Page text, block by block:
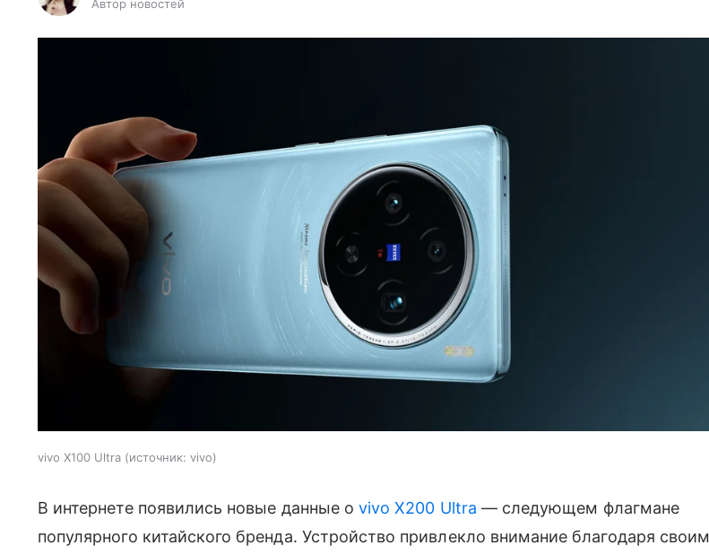
Автор новостей
vivo X100 Ultra источник: vivo
В интернете появились новые данные о vivo X200 Ultra — следующем флагмане
популярного китайского бренда. Устройство привлекло внимание благодаря своим